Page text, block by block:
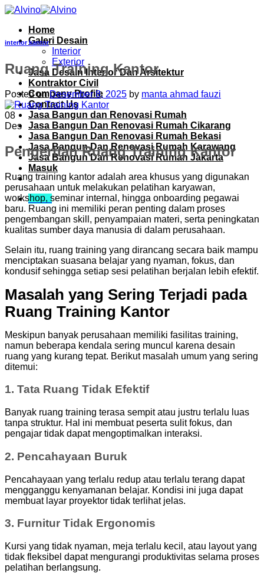
Skip
contentHome
Galeri Desain
Interior
Exterior
Jasa Desain Interior Dan Arsitektur
Kontraktor Civil
Company Profile
Contact Us
Jasa Bangun dan Renovasi Rumah
Jasa Bangun Dan Renovasi Rumah Cikarang
Jasa Bangun Dan Renovasi Rumah Bekasi
Jasa Bangun Dan Renovasi Rumah Karawang
Jasa Bangun Dan Renovasi Rumah Jakarta
Masuk
Menu
interior kantor
Ruang Training Kantor
Posted onDesember 8, 2025 by manta ahmad fauzi
08
Des
Pengertian Ruang Training Kantor
Ruang training kantor adalah area khusus yang digunakan
perusahaan untuk melakukan pelatihan karyawan,
workshop, seminar internal, hingga onboarding pegawai
baru. Ruang ini memiliki peran penting dalam proses
pengembangan skill, penyampaian materi, serta peningkatan
kualitas sumber daya manusia di dalam perusahaan.
Selain itu, ruang training yang dirancang secara baik mampu
menciptakan suasana belajar yang nyaman, fokus, dan
kondusif sehingga setiap sesi pelatihan berjalan lebih efektif.
Masalah yang Sering Terjadi pada
Ruang Training Kantor
Meskipun banyak perusahaan memiliki fasilitas training,
namun beberapa kendala sering muncul karena desain
ruang yang kurang tepat. Berikut masalah umum yang sering
ditemui:
1. Tata Ruang Tidak Efektif
Banyak ruang training terasa sempit atau justru terlalu luas
tanpa struktur. Hal ini membuat peserta sulit fokus, dan
pengajar tidak dapat mengoptimalkan interaksi.
2. Pencahayaan Buruk
Pencahayaan yang terlalu redup atau terlalu terang dapat
mengganggu kenyamanan belajar. Kondisi ini juga dapat
membuat layar proyektor tidak terlihat jelas.
3. Furnitur Tidak Ergonomis
Kursi yang tidak nyaman, meja terlalu kecil, atau layout yang
tidak fleksibel dapat mengurangi produktivitas selama proses
pelatihan berlangsung.